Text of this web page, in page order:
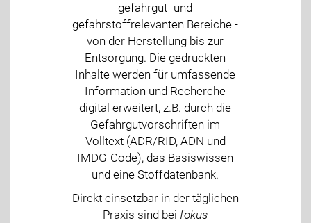
gefahrgut- und
gefahrstoffrelevanten Bereiche -
von der Herstellung bis zur
Entsorgung. Die gedruckten
Inhalte werden für umfassende
Information und Recherche
digital erweitert, z.B. durch die
Gefahrgutvorschriften im
Volltext (ADR/RID, ADN und
IMDG-Code), das Basiswissen
und eine Stoffdatenbank.
Direkt einsetzbar in der täglichen
Praxis sind bei fokus